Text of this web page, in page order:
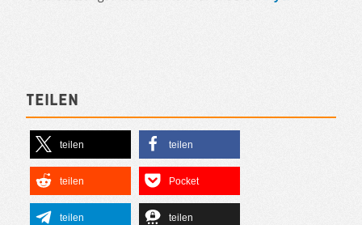
Teilen
teilen teilen
teilen Pocket
teilen teilen